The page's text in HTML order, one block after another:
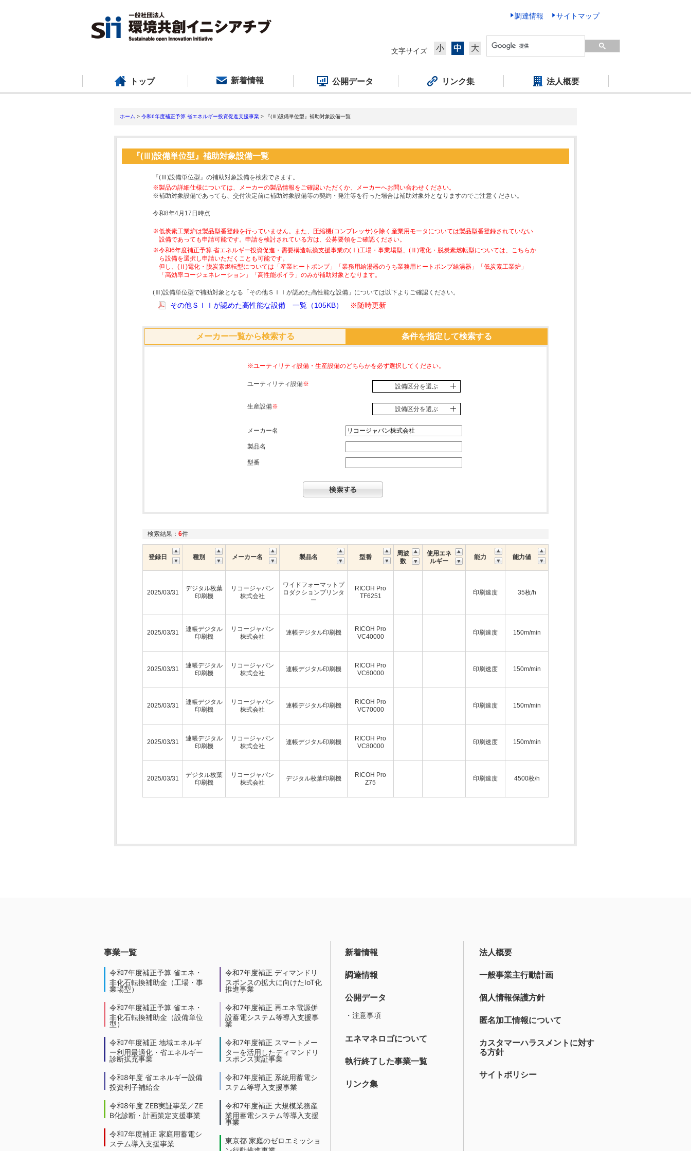
調達情報 サイトマップ
文字サイズ 小 中 大
トップ 新着情報 公開データ リンク集 法人概要
ホーム > 令和6年度補正予算 省エネルギー投資促進支援事業 > 『(Ⅲ)設備単位型』補助対象設備一覧
『(Ⅲ)設備単位型』補助対象設備一覧
『(Ⅲ)設備単位型』の補助対象設備を検索できます。
※製品の詳細仕様については、メーカーの製品情報をご確認いただくか、メーカーへお問い合わせください。
※補助対象設備であっても、交付決定前に補助対象設備等の契約・発注等を行った場合は補助対象外となりますのでご注意ください。
令和8年4月17日時点
※低炭素工業炉は製品型番登録を行っていません。また、圧縮機(コンプレッサ)を除く産業用モータについては製品型番登録されていない
設備であっても申請可能です。申請を検討されている方は、公募要領をご確認ください。
※令和6年度補正予算 省エネルギー投資促進・需要構造転換支援事業の(Ⅰ)工場・事業場型、(Ⅱ)電化・脱炭素燃転型については、こちらか
ら設備を選択し申請いただくことも可能です。
但し、(Ⅱ)電化・脱炭素燃転型については「産業ヒートポンプ」「業務用給湯器のうち業務用ヒートポンプ給湯器」「低炭素工業炉」
「高効率コージェネレーション」「高性能ボイラ」のみが補助対象となります。
(Ⅲ)設備単位型で補助対象となる「その他ＳＩＩが認めた高性能な設備」については以下よりご確認ください。
その他ＳＩＩが認めた高性能な設備 一覧（105KB） ※随時更新
メーカー一覧から検索する 条件を指定して検索する
※ユーティリティ設備・生産設備のどちらかを必ず選択してください。
ユーティリティ設備※ 設備区分を選ぶ
生産設備※ 設備区分を選ぶ
メーカー名
製品名
型番
検索結果： 6件
登録日 種別 メーカー名 製品名 型番
周波
数
使用エネ
ルギー
能力 能力値
2025/03/31
デジタル枚葉
印刷機
リコージャパン
株式会社
ワイドフォーマットプ
ロダクションプリンタ
ー
RICOH Pro
TF6251
印刷速度 35枚/h
2025/03/31
連帳デジタル
印刷機
リコージャパン
株式会社
連帳デジタル印刷機
RICOH Pro
VC40000
印刷速度 150m/min
2025/03/31
連帳デジタル
印刷機
リコージャパン
株式会社
連帳デジタル印刷機
RICOH Pro
VC60000
印刷速度 150m/min
2025/03/31
連帳デジタル
印刷機
リコージャパン
株式会社
連帳デジタル印刷機
RICOH Pro
VC70000
印刷速度 150m/min
2025/03/31
連帳デジタル
印刷機
リコージャパン
株式会社
連帳デジタル印刷機
RICOH Pro
VC80000
印刷速度 150m/min
2025/03/31
デジタル枚葉
印刷機
リコージャパン
株式会社
デジタル枚葉印刷機
RICOH Pro
Z75
印刷速度 4500枚/h
事業一覧
令和7年度補正予算 省エネ・
非化石転換補助金（工場・事
業場型）
令和7年度補正予算 省エネ・
非化石転換補助金（設備単位
型）
令和7年度補正 地域エネルギ
ー利用最適化・省エネルギー
診断拡充事業
令和8年度 省エネルギー設備
投資利子補給金
令和8年度 ZEB実証事業／ZE
B化診断・計画策定支援事業
令和7年度補正 家庭用蓄電シ
ステム導入支援事業
令和7年度補正 ディマンドリ
スポンスの拡大に向けたIoT化
推進事業
令和7年度補正 再エネ電源併
設蓄電システム等導入支援事
業
令和7年度補正 スマートメー
ターを活用したディマンドリ
スポンス実証事業
令和7年度補正 系統用蓄電シ
ステム等導入支援事業
令和7年度補正 大規模業務産
業用蓄電システム等導入支援
事業
東京都 家庭のゼロエミッショ
新着情報
調達情報
公開データ
・注意事項
エネマネロゴについて
執行終了した事業一覧
リンク集
法人概要
一般事業主行動計画
個人情報保護方針
匿名加工情報について
カスタマーハラスメントに対す
る方針
サイトポリシー